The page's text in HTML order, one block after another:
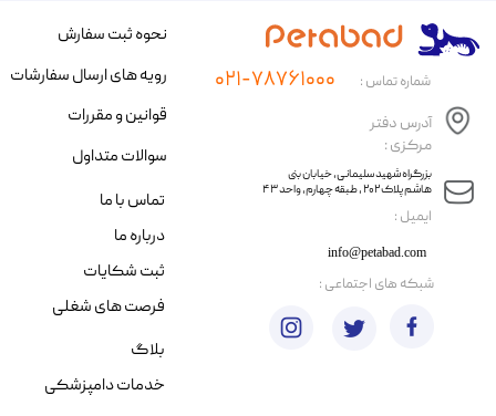
​ایمیل :
آدرس دفتر
مرکزی :
info@petabad.com
​​بزرگراه شهید سلیمانی، خیابان بنی
هاشم پلاک ۲۰۲ ، طبقه چهارم، واحد ۴۳
شماره تماس : ۰۲۱-۷۸۷۶۱۰۰۰
نحوه ثبت سفارش
رویه های ارسال سفارشات
قوانین و مقررات
سوالات متداول
تماس با ما
درباره ما
ثبت شکایات
فرصت های شغلی
​شبکه های اجتماعی :
بلاگ
خدمات دامپزشکی